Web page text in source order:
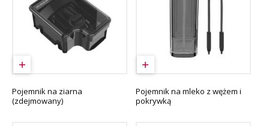
Pojemnik na ziarna
(zdejmowany)
Pojemnik na mleko z wężem i
pokrywką